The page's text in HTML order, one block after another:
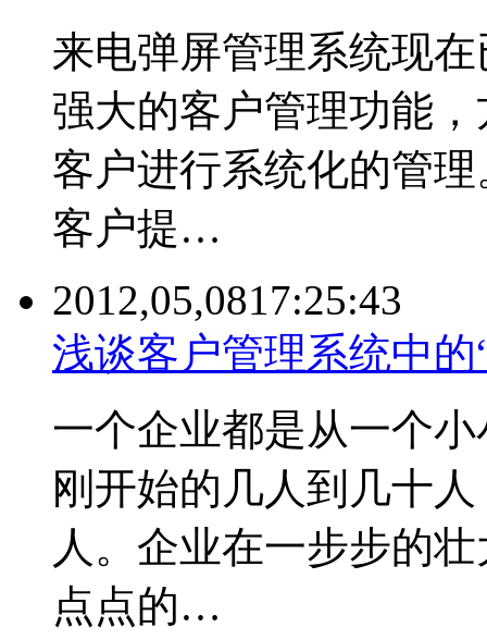
来电弹屏管理系统现
强大的客户管理功能
客户进行系统化的管
客户提…
2012,05,0817:25:43
浅谈客户管理系统中的
一个企业都是从一个
刚开始的几人到几十
人。企业在一步步的
点点的…